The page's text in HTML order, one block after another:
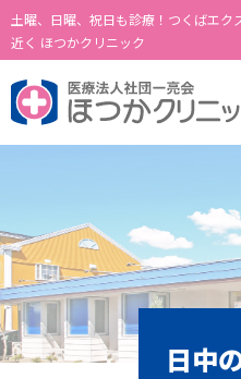
土曜、日曜、祝日も診療！つくばエ
近く ほつかクリニック
日中